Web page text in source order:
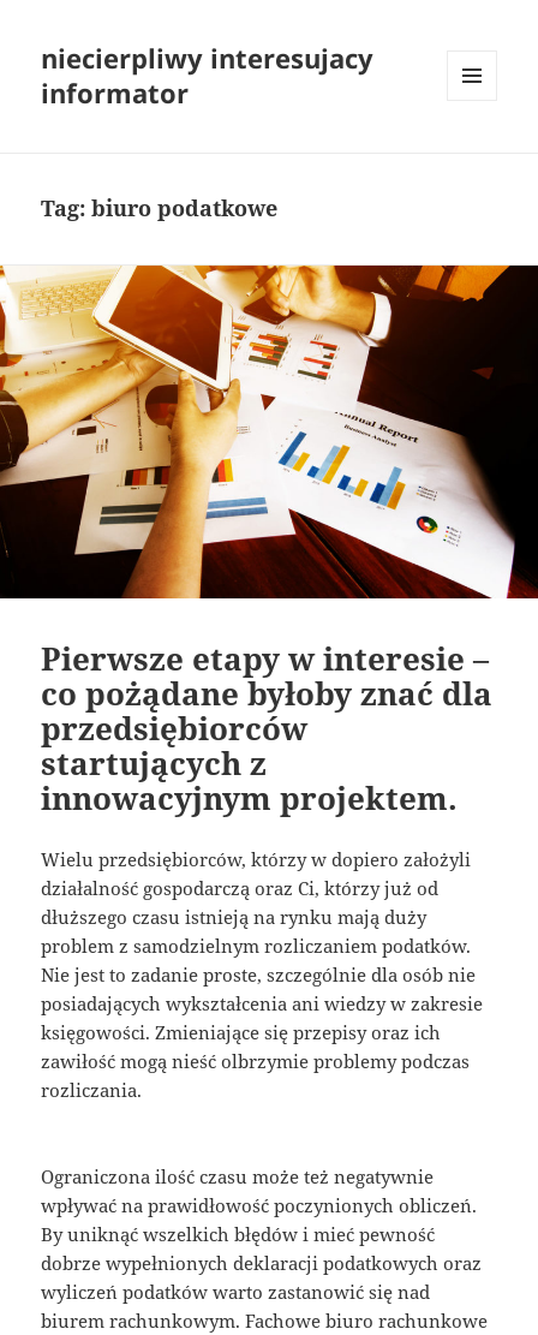
niecierpliwy interesujacy
informator
Tag:biuro podatkowe
Pierwsze etapy w interesie –
co pożądane byłoby znać dla
przedsiębiorców
startujących z
innowacyjnym projektem.
Wielu przedsiębiorców, którzy w dopiero założyli
działalność gospodarczą oraz Ci, którzy już od
dłuższego czasu istnieją na rynku mają duży
problem z samodzielnym rozliczaniem podatków.
Nie jest to zadanie proste, szczególnie dla osób nie
posiadających wykształcenia ani wiedzy w zakresie
księgowości. Zmieniające się przepisy oraz ich
zawiłość mogą nieść olbrzymie problemy podczas
rozliczania.
Ograniczona ilość czasu może też negatywnie
wpływać na prawidłowość poczynionych obliczeń.
By uniknąć wszelkich błędów i mieć pewność
dobrze wypełnionych deklaracji podatkowych oraz
wyliczeń podatków warto zastanowić się nad
biurem rachunkowym. Fachowe biuro rachunkowe